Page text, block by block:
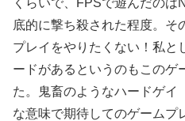
底的に撃ち殺された程度。そ
プレイをやりたくない！私と
ードがあるというのもこのゲ
た。鬼畜のようなハードゲイ
な意味で期待してのゲームプ